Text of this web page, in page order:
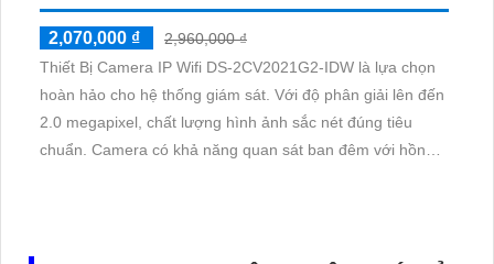
2,070,000 ₫
2,960,000 ₫
Thiết Bị Camera IP Wifi DS-2CV2021G2-IDW là lựa chọn
hoàn hảo cho hệ thống giám sát. Với độ phân giải lên đến
2.0 megapixel, chất lượng hình ảnh sắc nét đúng tiêu
chuẩn. Camera có khả năng quan sát ban đêm với hồng